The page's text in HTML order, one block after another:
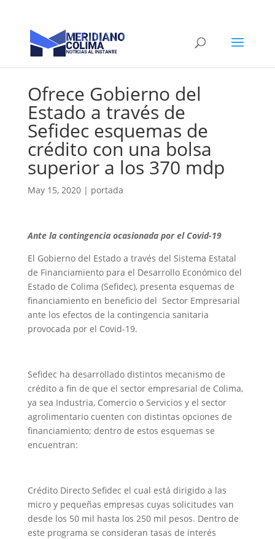
Ofrece Gobierno del
Estado a través de
Sefidec esquemas de
crédito con una bolsa
superior a los 370 mdp
May 15, 2020| portada
Ante la contingencia ocasionada por el Covid-19
El Gobierno del Estado a través del Sistema Estatal
de Financiamiento para el Desarrollo Económico del
Estado de Colima (Sefidec), presenta esquemas de
financiamiento en beneficio del Sector Empresarial
ante los efectos de la contingencia sanitaria
provocada por el Covid-19.
Sefidec ha desarrollado distintos mecanismo de
crédito a fin de que el sector empresarial de Colima,
ya sea Industria, Comercio o Servicios y el sector
agrolimentario cuenten con distintas opciones de
financiamiento; dentro de estos esquemas se
encuentran:
Crédito Directo Sefidec el cual está dirigido a las
micro y pequeñas empresas cuyas solicitudes van
desde los 50 mil hasta los 250 mil pesos. Dentro de
este programa se consideran tasas de interés